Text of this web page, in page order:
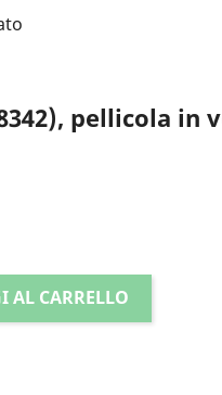
pellicola in
AL CARRELLO